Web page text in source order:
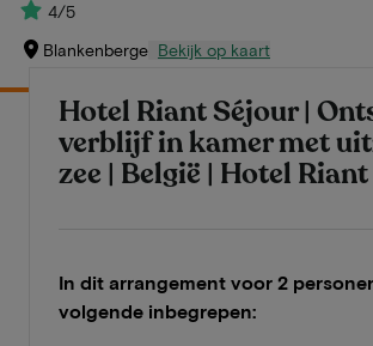
4/5
Blankenberge Bekijk op kaart
Hotel Riant Séjour |
verblijf in kamer met
zee | België | Hotel
In dit arrangement voor 2
volgende inbegrepen: